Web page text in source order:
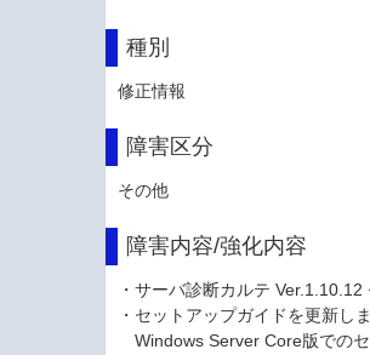
種別
修正情報
障害区分
その他
障害内容/強化内容
・サーバ診断カルテ
・セットアップガイドを更新し
Windows Server Core版での